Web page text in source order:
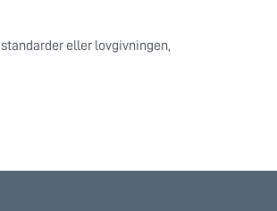
eller lovgivningen,